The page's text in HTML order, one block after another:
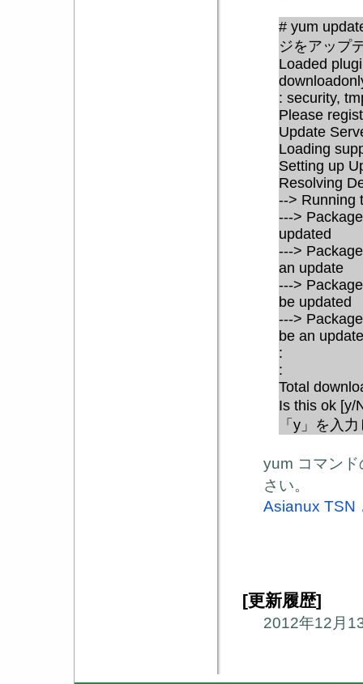
# yum
ジをアップ
Loaded
: security,
Please
Update
Loading
Setting up
Resolving
--> Running
--->
updated
--->
an update
--->
be updated
--->
be an
:
:
Total
Is this ok
「y 」を入
yum コマン
さい。
Asianux TSN
[更新履歴]
2012年12月